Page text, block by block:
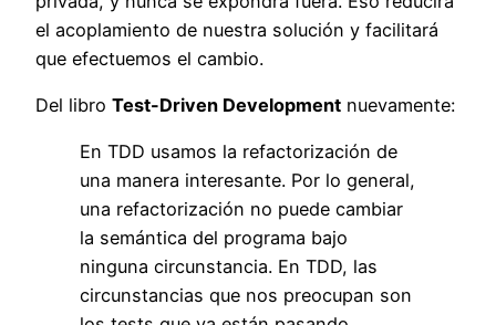
el acoplamiento de nuestra solución y facilitará
que efectuemos el cambio.
Del libro Test-Driven Development nuevamente:
En TDD usamos la refactorización de
una manera interesante. Por lo general,
una refactorización no puede cambiar
la semántica del programa bajo
ninguna circunstancia. En TDD, las
circunstancias que nos preocupan son